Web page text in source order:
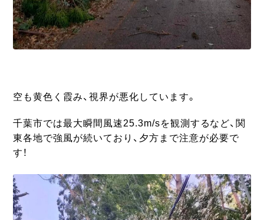
空も黄色く霞み、視界が悪化しています。
千葉市では最大瞬間風速25.3m/sを観測するなど、関
東各地で強風が続いており、夕方まで注意が必要で
す！